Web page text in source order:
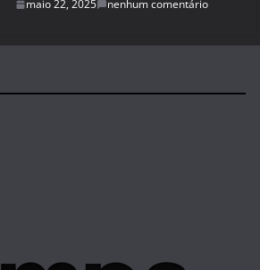
maio 22, 2025 nenhum comentário